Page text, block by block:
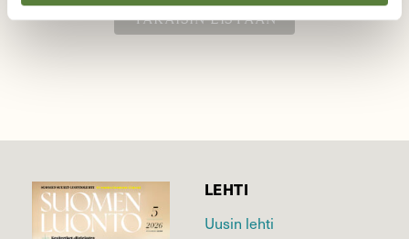
TAKAISIN LISTAAN
LEHTI
Uusin lehti